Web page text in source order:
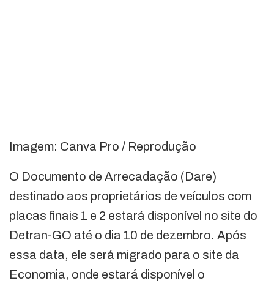
Imagem: Canva Pro / Reprodução
O Documento de Arrecadação (Dare)
destinado aos proprietários de veículos com
placas finais 1 e 2 estará disponível no site do
Detran-GO até o dia 10 de dezembro. Após
essa data, ele será migrado para o site da
Economia, onde estará disponível o